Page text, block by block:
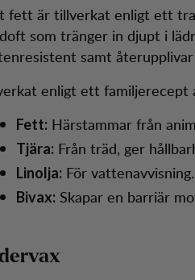
fett är tillverkat enligt ett
som tränger in djupt i
samt
enligt ett familjerecept
Fett: Härstammar från
Tjära: Från träd, ger
Linolja: För vattenavvisning.
Bivax: Skapar en barriär